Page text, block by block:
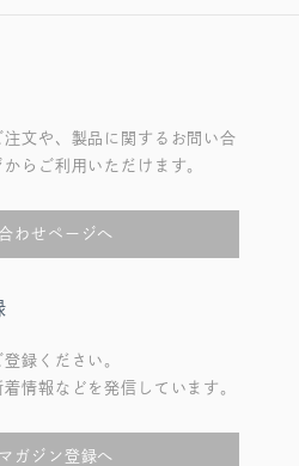
文や、製品に関するお問い合
らご利用いただけます。
わせページへ
録ください。
情報などを発信しています。
ガジン登録へ